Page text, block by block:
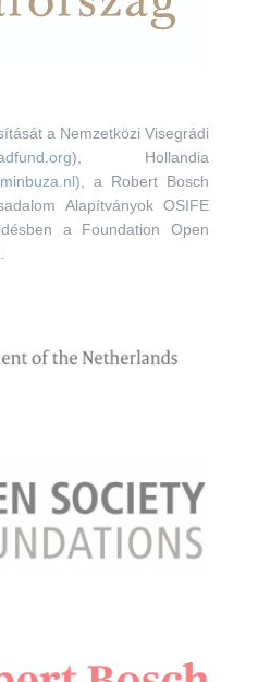
a Nemzetközi Visegrádi
), Hollandia
), a Robert Bosch
Alapítványok OSIFE
a Foundation Open